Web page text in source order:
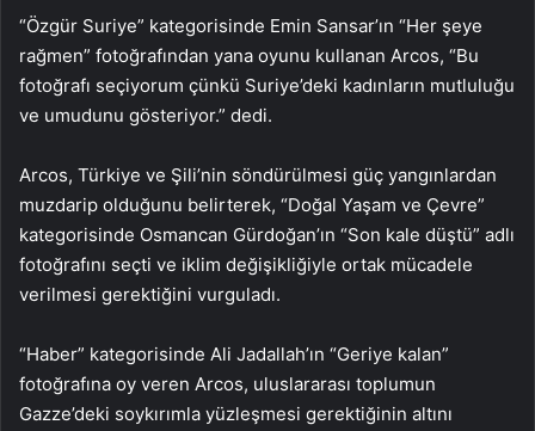
“Özgür Suriye” kategorisinde Emin Sansar’ın “Her şeye
rağmen” fotoğrafından yana oyunu kullanan Arcos, “Bu
fotoğrafı seçiyorum çünkü Suriye’deki kadınların mutluluğu
ve umudunu gösteriyor.” dedi.
Arcos, Türkiye ve Şili’nin söndürülmesi güç yangınlardan
muzdarip olduğunu belirterek, “Doğal Yaşam ve Çevre”
kategorisinde Osmancan Gürdoğan’ın “Son kale düştü” adlı
fotoğrafını seçti ve iklim değişikliğiyle ortak mücadele
verilmesi gerektiğini vurguladı.
“Haber” kategorisinde Ali Jadallah’ın “Geriye kalan”
fotoğrafına oy veren Arcos, uluslararası toplumun
Gazze’deki soykırımla yüzleşmesi gerektiğinin altını